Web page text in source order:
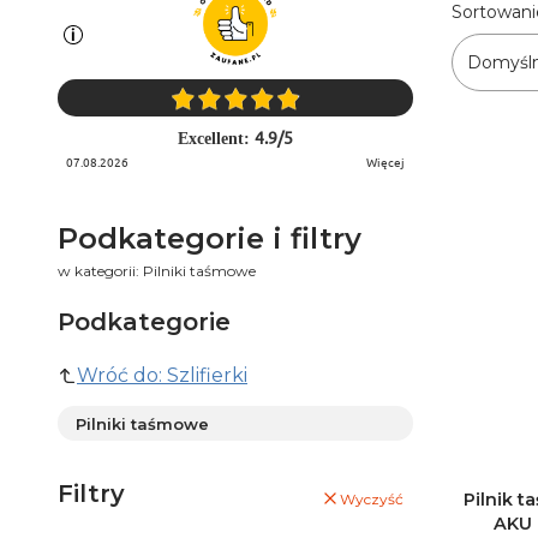
Excellent: 4.9/5
07.08.2026 więcej
Podkategorie i filtry
w kategorii: Pilniki taśmowe
Podkategorie
Wróć do: Szlifierki
Pilniki taśmowe
Filtry Wyczyść
Lista
Pilnik